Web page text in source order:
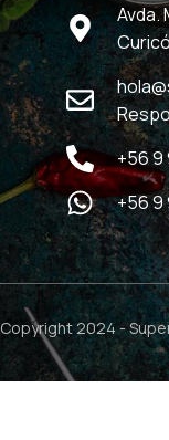
Avda.
+56 9
+56 9
Copyright 2024 -